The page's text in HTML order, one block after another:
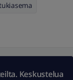
Keskustelua